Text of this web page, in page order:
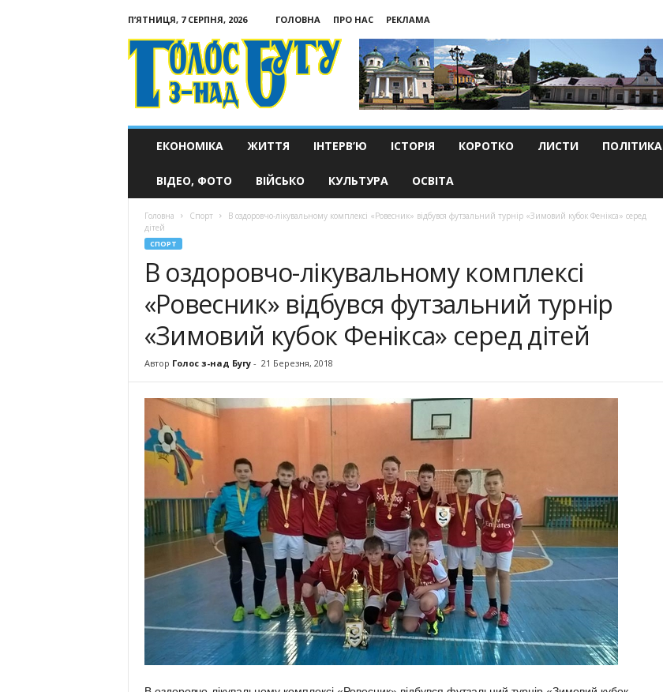
П’ЯТНИЦЯ, 7 СЕРПНЯ, 2026 ГОЛОВНА ПРО НАС
РЕКЛАМА
Голос
з-
ЕКОНОМІКА ЖИТТЯ ІНТЕРВ’Ю ІСТОРІЯ КОРОТКО ЛИСТИ ПОЛІТИКА
ВІДЕО, ФОТО ВІЙСЬКО КУЛЬТУРА ОСВІТА
Головна Спорт
В оздоровчо-лікувальному комплексі «Ровесник» відбувся футзальний турнір «Зимовий кубок Фенікса» серед
дітей
СПОРТ
В оздоровчо-лікувальному комплексі
«Ровесник» відбувся футзальний турнір
«Зимовий кубок Фенікса» серед дітей
Автор Голос з-над Бугу- 21 Березня, 2018